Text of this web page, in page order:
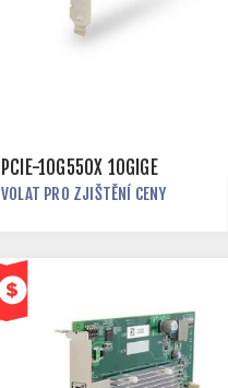
PCIE-10G550X 10GIGE
VOLAT PRO ZJIŠTĚNÍ CENY